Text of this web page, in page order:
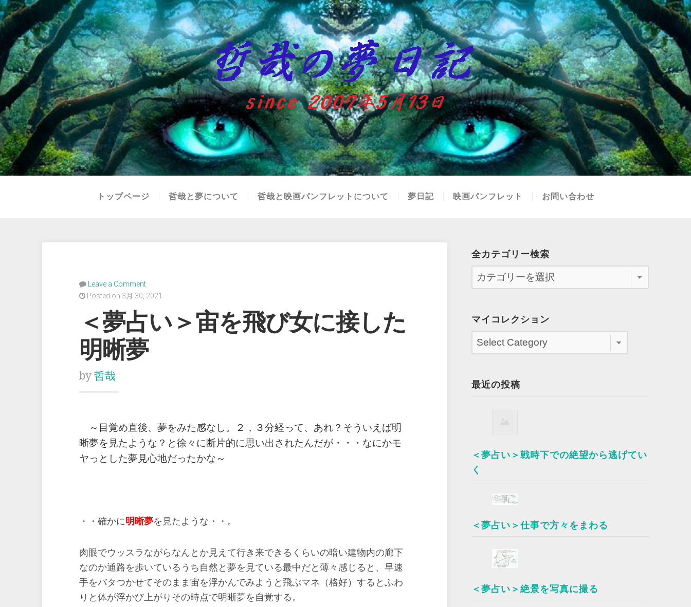
トップページ 哲哉と夢について 哲哉と映画パンフレットについて 夢日記 映画パンフレット お問い合わせ
Leave a Comment
Posted on 3月 30, 2021
＜夢占い＞宙を飛び女に接した
明晰夢
by 哲哉
～目覚め直後、夢をみた感なし。２，３分経って、あれ？そういえば明
晰夢を見たような？と徐々に断片的に思い出されたんだが・・・なにかモ
ヤっとした夢見心地だったかな～
・・確かに明晰夢を見たような・・。
肉眼でウッスラながらなんとか見えて行き来できるくらいの暗い建物内の廊下
なのか通路を歩いているうち自然と夢を見ている最中だと薄々感じると、早速
手をバタつかせてそのまま宙を浮かんでみようと飛ぶマネ（格好）するとふわ
りと体が浮かび上がりその時点で明晰夢を自覚する。
全カテゴリー検索
マイコレクション
最近の投稿
＜夢占い＞戦時下での絶望から逃げてい
く
＜夢占い＞仕事で方々をまわる
＜夢占い＞絶景を写真に撮る